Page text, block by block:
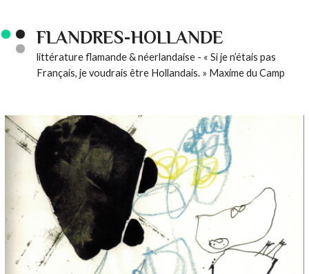
FLANDRES-HOLLANDE
littérature flamande & néerlandaise - « Si je n’étais pas
Français, je voudrais être Hollandais. » Maxime du Camp